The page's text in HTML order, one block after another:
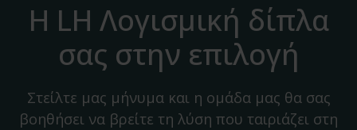
Η LH Λογισμική δίπλα
σας στην επιλογή
Στείλτε μας μήνυμα και η ομάδα μας θα σας
βοηθήσει να βρείτε τη λύση που ταιριάζει στη